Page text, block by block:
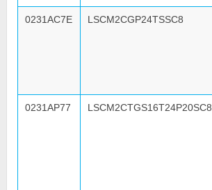
0231AC7E LSCM2CGP24TSSC8
0231AP77 LSCM2CTGS16T24P20SC8